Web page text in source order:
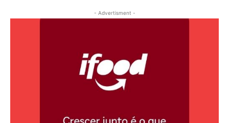
- Advertisment -